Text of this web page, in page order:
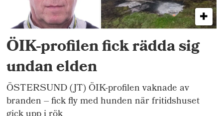
ÖIK-profilen fick rädda sig
undan elden
ÖSTERSUND (JT) ÖIK-profilen vaknade av
branden – fick fly med hunden när fritidshuset